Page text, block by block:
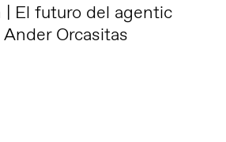
El futuro del agentic
Orcasitas